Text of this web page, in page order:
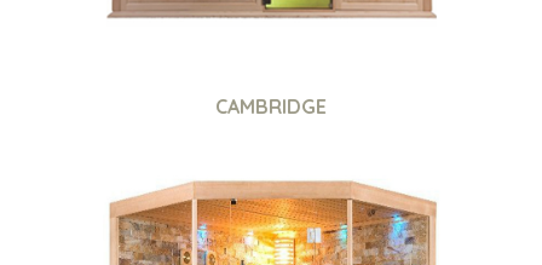
CAMBRIDGE